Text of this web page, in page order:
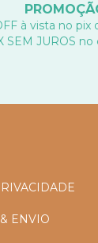
à vista no pix
SEM JUROS
ENVIO